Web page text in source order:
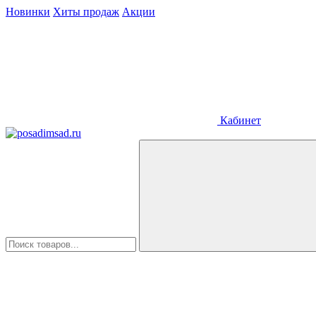
Новинки Хиты продаж Акции
Кабинет